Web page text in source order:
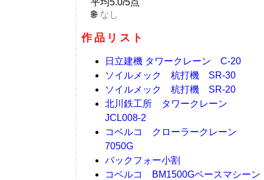
なし
作品リスト
日立建機 タワークレーン C-20
ソイルメック 杭打機 SR-30
ソイルメック 杭打機 SR-20
北川鉄工所 タワークレーン
JCL008-2
コベルコ クローラークレーン
7050G
バックフォー小割
コベルコ BM1500Gベースマシーン